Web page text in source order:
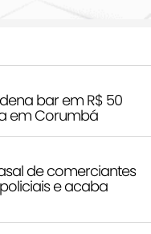
bar em R$ 50
em Corumbá
de comerciantes
e acaba